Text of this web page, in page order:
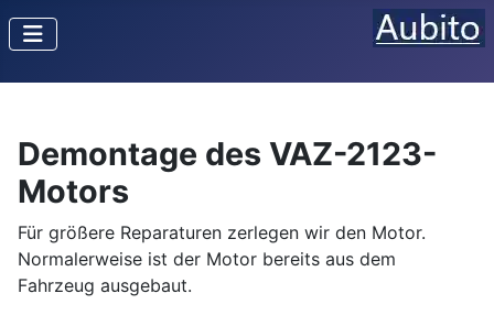
Demontage des VAZ-2123-
Motors
Für größere Reparaturen zerlegen wir den Motor.
Normalerweise ist der Motor bereits aus dem
Fahrzeug ausgebaut.